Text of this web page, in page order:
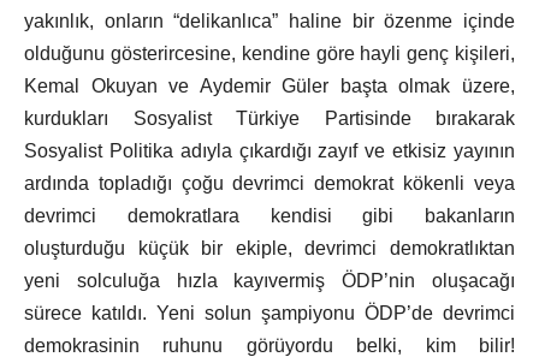
yakınlık, onların “delikanlıca” haline bir özenme içinde
olduğunu gösterircesine, kendine göre hayli genç kişileri,
Kemal Okuyan ve Aydemir Güler başta olmak üzere,
kurdukları Sosyalist Türkiye Partisinde bırakarak
Sosyalist Politika adıyla çıkardığı zayıf ve etkisiz yayının
ardında topladığı çoğu devrimci demokrat kökenli veya
devrimci demokratlara kendisi gibi bakanların
oluşturduğu küçük bir ekiple, devrimci demokratlıktan
yeni solculuğa hızla kayıvermiş ÖDP’nin oluşacağı
sürece katıldı. Yeni solun şampiyonu ÖDP’de devrimci
demokrasinin ruhunu görüyordu belki, kim bilir!